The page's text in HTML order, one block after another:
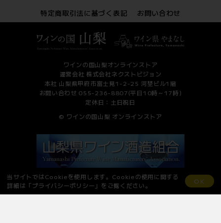
当サイトではCookieを使用します。Cookieの使用に関する
詳細は「プライバシーポリシー 」をご覧ください。
OK
特定商取引法に基づく表記
お問い合わせ
ワインの国山梨オンラインストア
運営会社 株式会社ネクストビジョン
本社 山梨県甲府市富士見1-2-25 河埜ビル1階
お問い合わせ 055-236-8807(平日10時～17時)
定休日：土日祝日
© ワインの国山梨 オンラインストア